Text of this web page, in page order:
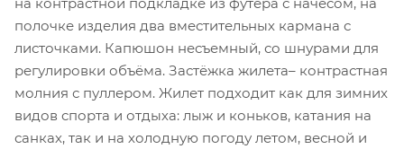
полочке изделия два вместительных кармана с
листочками. Капюшон несъемный, со шнурами для
регулировки объёма. Застёжка жилета– контрастная
молния с пуллером. Жилет подходит как для зимних
видов спорта и отдыха: лыж и коньков, катания на
санках, так и на холодную погоду летом, весной и